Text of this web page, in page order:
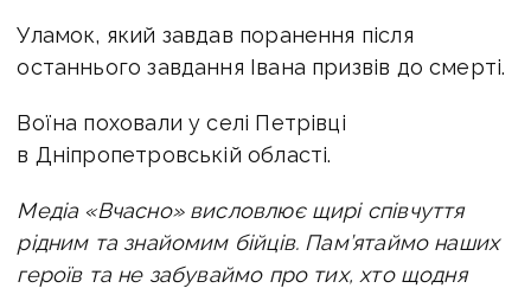
Уламок, який завдав поранення після
останнього завдання Івана призвів до смерті.
Воїна поховали у селі Петрівці
в Дніпропетровській області.
Медіа «Вчасно» висловлює щирі співчуття
рідним та знайомим бійців. Пам’ятаймо наших
героїв та не забуваймо про тих, хто щодня